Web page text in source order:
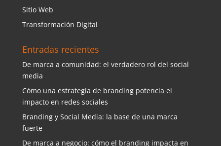
Sitio Web
Transformación Digital
Entradas recientes
De marca a comunidad: el verdadero rol del social
media
Cómo una estrategia de branding potencia el
impacto en redes sociales
Branding y Social Media: la base de una marca
fuerte
De marca a negocio: cómo el branding impacta en